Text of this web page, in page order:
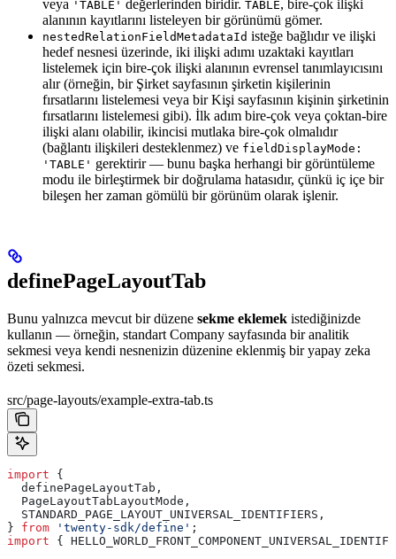
veya 'TABLE' değerlerinden biridir. TABLE, bire-çok ilişki
alanının kayıtlarını listeleyen bir görünümü gömer.
nestedRelationFieldMetadataId isteğe bağlıdır ve ilişki
hedef nesnesi üzerinde, iki ilişki adımı uzaktaki kayıtları
listelemek için bire-çok ilişki alanının evrensel tanımlayıcısını
alır (örneğin, bir Şirket sayfasının şirketin kişilerinin
fırsatlarını listelemesi veya bir Kişi sayfasının kişinin şirketinin
fırsatlarını listelemesi gibi). İlk adım bire-çok veya çoktan-bire
ilişki alanı olabilir, ikincisi mutlaka bire-çok olmalıdır
(bağlantı ilişkileri desteklenmez) ve fieldDisplayMode:
'TABLE' gerektirir — bunu başka herhangi bir görüntüleme
modu ile birleştirmek bir doğrulama hatasıdır, çünkü iç içe bir
bileşen her zaman gömülü bir görünüm olarak işlenir.
definePageLayoutTab
Bunu yalnızca mevcut bir düzene sekme eklemek istediğinizde
kullanın — örneğin, standart Company sayfasında bir analitik
sekmesi veya kendi nesnenizin düzenine eklenmiş bir yapay zeka
özeti sekmesi.
src/page-layouts/example-extra-tab.ts
import {
  definePageLayoutTab
,
  PageLayoutTabLayoutMode
,
  STANDARD_PAGE_LAYOUT_UNIVERSAL_IDENTIFIERS
,
} from 'twenty-sdk/define' ;
import {